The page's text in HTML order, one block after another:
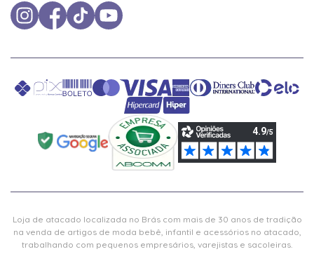
Loja de atacado localizada no Brás com mais de 30 anos de tradição
na venda de artigos de moda bebê, infantil e acessórios no atacado,
trabalhando com pequenos empresários, varejistas e sacoleiras.